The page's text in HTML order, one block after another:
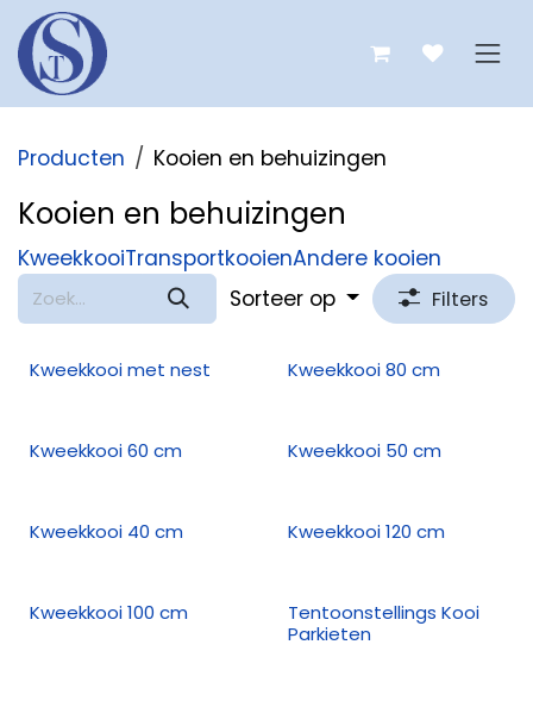
Overslaan naar inhoud
Producten Kooien en behuizingen
Kooien en behuizingen
KweekkooiTransportkooienAndere kooien
Sorteer op
Filters
Kweekkooi met nest Kweekkooi 80 cm
Kweekkooi 60 cm Kweekkooi 50 cm
Kweekkooi 40 cm Kweekkooi 120 cm
Kweekkooi 100 cm
Tentoonstellings Kooi
Parkieten